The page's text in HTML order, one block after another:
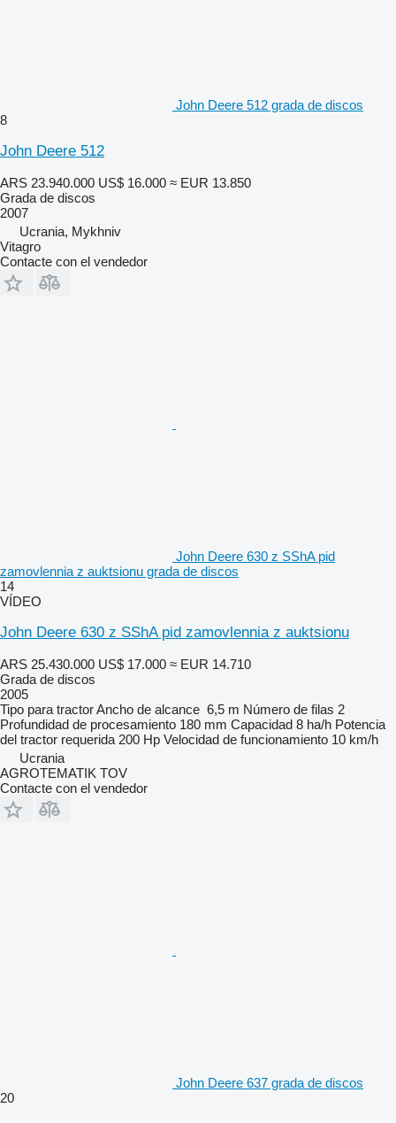
John Deere 512 grada de discos
8
John Deere 512
ARS 23.940.000 US$ 16.000 ≈ EUR 13.850
Grada de discos
2007
Ucrania, Mykhniv
Vitagro
Contacte con el vendedor
John Deere 630 z SShA pid
zamovlennia z auktsionu grada de discos
14
VÍDEO
John Deere 630 z SShA pid zamovlennia z auktsionu
ARS 25.430.000 US$ 17.000 ≈ EUR 14.710
Grada de discos
2005
Tipo para tractorAncho de alcance 6,5 m Número de filas 2
Profundidad de procesamiento 180 mm Capacidad 8 ha/h Potencia
del tractor requerida 200 Hp Velocidad de funcionamiento 10 km/h
Ucrania
AGROTEMATIK TOV
Contacte con el vendedor
John Deere 637 grada de discos
20